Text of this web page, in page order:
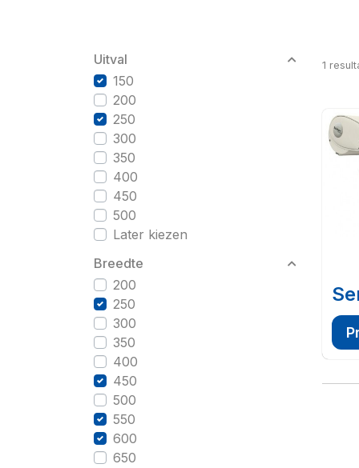
Uitval
150
200
250
300
350
400
450
500
Later kiezen
Breedte
200
250
300
350
400
450
500
550
600
650
1